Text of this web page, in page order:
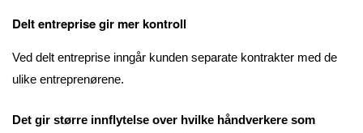
Delt entreprise gir mer kontroll
Ved delt entreprise inngår kunden separate kontrakter med de
ulike entreprenørene.
Det gir større innflytelse over hvilke håndverkere som